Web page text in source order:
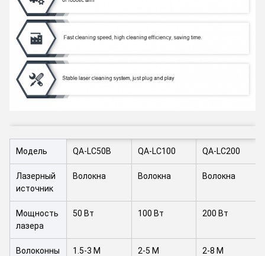
Модель QA-LC50B QA-LC100 QA-LC200
Лазерный
источник
Волокна Волокна Волокна
Мощность
лазера
50 Вт 100 Вт 200 Вт
Волоконны
1.5-3 М 2-5 М 2-8 М